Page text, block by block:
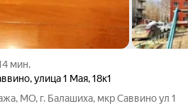
мин.
,улица 1 Мая,18к1
МО, г. Балашиха, мкр Саввино ул 1